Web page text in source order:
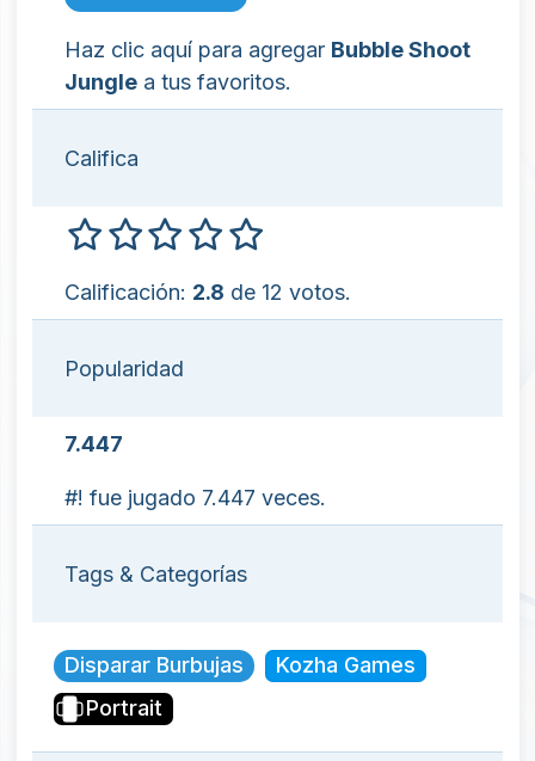
Haz clic aquí para agregar Bubble Shoot
Jungle a tus favoritos.
Califica
Calificación: 2.8 de 12 votos.
Popularidad
7.447
#! fue jugado 7.447 veces.
Tags & Categorías
Disparar Burbujas
Kozha Games
Portrait